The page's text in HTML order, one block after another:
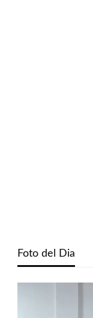
Foto del Dia